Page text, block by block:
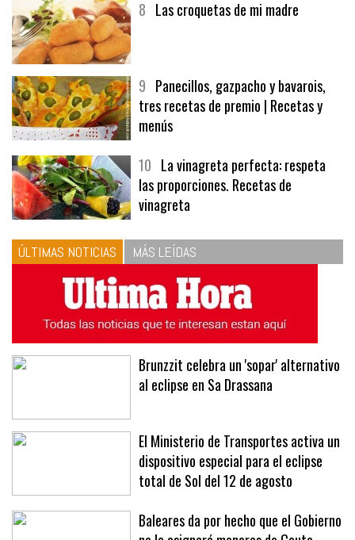
9Panecillos, gazpacho y bavarois,
tres recetas de premio | Recetas y
menús
10La vinagreta perfecta: respeta
las proporciones. Recetas de
vinagreta
ÚLTIMAS NOTICIAS MÁS LEÍDAS
Brunzzit celebra un 'sopar' alternativo
El Ministerio de Transportes activa un
dispositivo especial para el eclipse
total de Sol del 12 de agosto